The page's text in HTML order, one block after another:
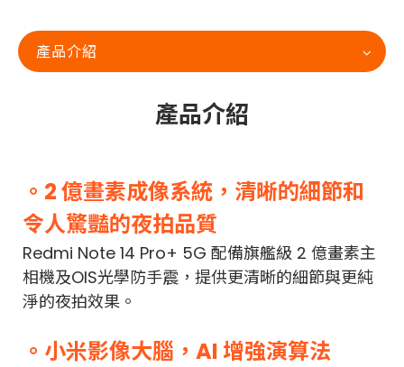
產品介紹
產品介紹
。2 億畫素成像系統，清晰的細節和
令人驚豔的夜拍品質
Redmi Note 14 Pro+ 5G 配備旗艦級 2 億畫素主
相機及OIS光學防手震，提供更清晰的細節與更純
淨的夜拍效果。
。小米影像大腦，AI 增強演算法